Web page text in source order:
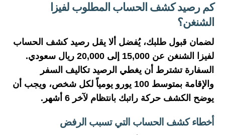
كم رصيد كشف الحساب المطلوب لفيزا
الشنغن؟
لضمان قبول طلبك، يُفضل ألا يقل رصيد كشف الحساب
لفيزا الشنغن عن 15,000 إلى 20,000 ريال سعودي.
السفارة تشترط أن يغطي الرصيد تكاليف السفر
والإقامة بمتوسط 100 يورو يومياً لكل شخص، ويجب أن
يوضح الكشف حركة راتبك بانتظام لآخر 6 أشهر.
أخطاء كشف الحساب التي تسبب الرفض